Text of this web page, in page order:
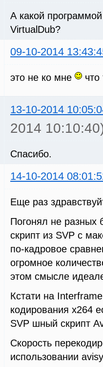
А какой
VirtualDub?
09-10-2014
это не ко мне
13-10-2014
2014
Спасибо.
14-10-2014
Еще раз
Погонял не разных
скрипт из SVP с
по-кадровое
огромное
этом смысле
Кстати на
кодирования x264
SVP шный скрипт
Скорость
использовании